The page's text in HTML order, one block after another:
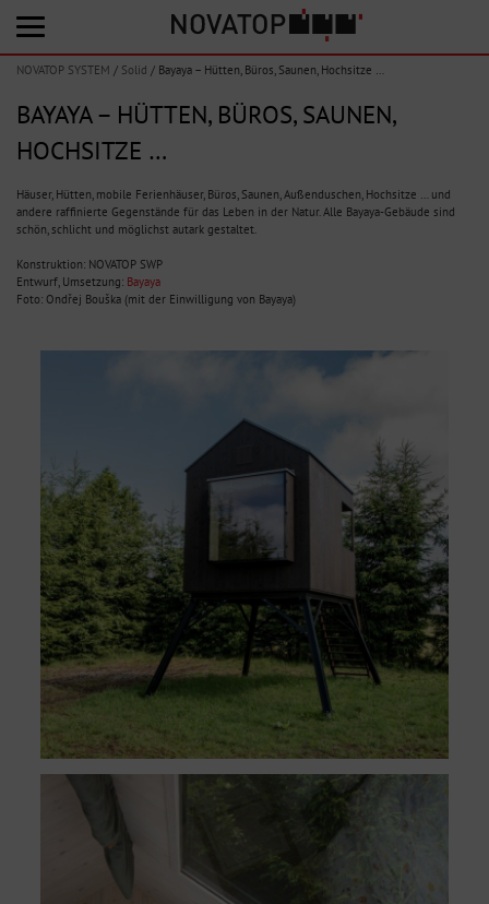
NOVATOP SYSTEM / Solid / Bayaya – Hütten, Büros, Saunen, Hochsitze …
BAYAYA – HÜTTEN, BÜROS, SAUNEN,
HOCHSITZE …
Häuser, Hütten, mobile Ferienhäuser, Büros, Saunen, Außenduschen, Hochsitze … und
andere raffinierte Gegenstände für das Leben in der Natur. Alle Bayaya-Gebäude sind
schön, schlicht und möglichst autark gestaltet.
Konstruktion: NOVATOP SWP
Entwurf, Umsetzung: Bayaya
Foto: Ondřej Bouška (mit der Einwilligung von Bayaya)